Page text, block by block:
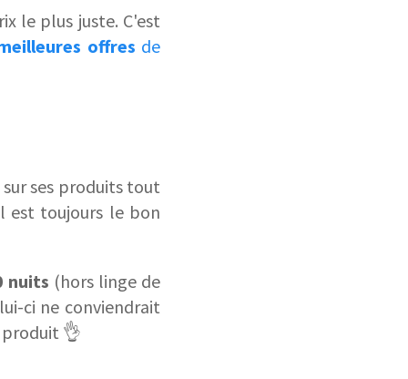
le plus juste. C'est
offres de
ses produits tout
est toujours le bon
nuits (hors linge de
ci ne conviendrait
produit 👌